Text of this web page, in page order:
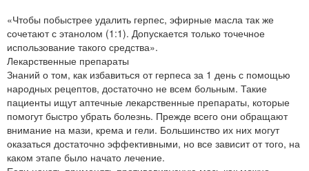
«Чтобы побыстрее удалить герпес, эфирные масла так же
сочетают с этанолом (1:1). Допускается только точечное
использование такого средства».
Лекарственные препараты
Знаний о том, как избавиться от герпеса за 1 день с помощью
народных рецептов, достаточно не всем больным. Такие
пациенты ищут аптечные лекарственные препараты, которые
помогут быстро убрать болезнь. Прежде всего они обращают
внимание на мази, крема и гели. Большинство их них могут
оказаться достаточно эффективными, но все зависит от того, на
каком этапе было начато лечение.